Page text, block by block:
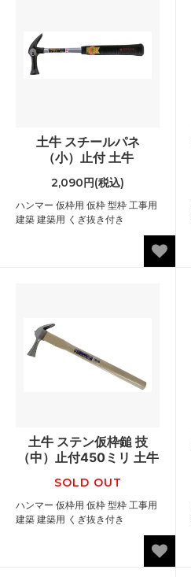
土牛 スチールパネ
（小）止付 土牛
2,090円(税込)
ハンマー 仮枠用 仮枠 型枠 工事用
建築 建築用 くぎ抜き付き
土牛 ステン仮枠鎚 技
（中）止付450ミリ 土牛
SOLD OUT
ハンマー 仮枠用 仮枠 型枠 工事用
建築 建築用 くぎ抜き付き